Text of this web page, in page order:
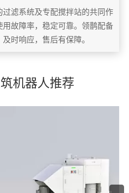
滤系统及专配搅拌站的共同作
故障率，稳定可靠。领鹊配备
时响应，售后有保障。
机器人推荐